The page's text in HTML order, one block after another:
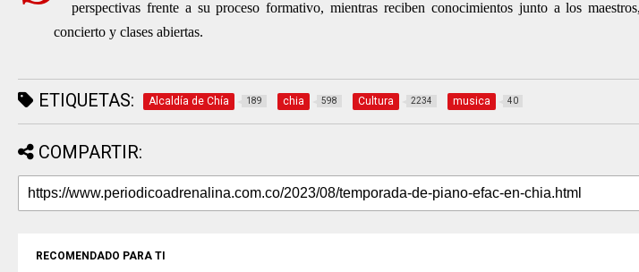
perspectivas frente a su proceso formativo, mientras reciben conocimientos junto a los
concierto y clases abiertas.
ETIQUETAS: Alcaldía de Chía 189 chia 598 Cultura 2234 musica 40
COMPARTIR:
RECOMENDADO PARA TI